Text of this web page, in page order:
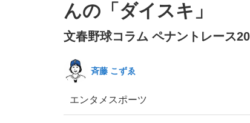
んの「ダイスキ」
文春野球コラム ペナントレース
斉藤 こずゑ
エンタメ スポーツ